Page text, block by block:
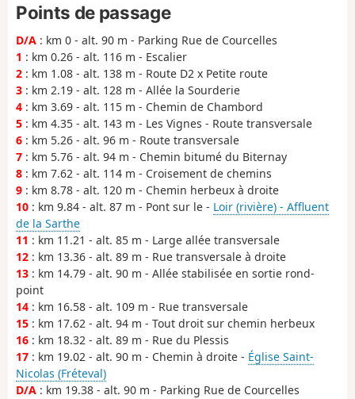
Points de passage
D/A : km 0 - alt. 90 m - Parking Rue de Courcelles
1 : km 0.26 - alt. 116 m - Escalier
2 : km 1.08 - alt. 138 m - Route D2 x Petite route
3 : km 2.19 - alt. 128 m - Allée la Sourderie
4 : km 3.69 - alt. 115 m - Chemin de Chambord
5 : km 4.35 - alt. 143 m - Les Vignes - Route transversale
6 : km 5.26 - alt. 96 m - Route transversale
7 : km 5.76 - alt. 94 m - Chemin bitumé du Biternay
8 : km 7.62 - alt. 114 m - Croisement de chemins
9 : km 8.78 - alt. 120 m - Chemin herbeux à droite
10 : km 9.84 - alt. 87 m - Pont sur le - Loir (rivière) - Affluent
de la Sarthe
11 : km 11.21 - alt. 85 m - Large allée transversale
12 : km 13.36 - alt. 89 m - Rue transversale à droite
13 : km 14.79 - alt. 90 m - Allée stabilisée en sortie rond-
point
14 : km 16.58 - alt. 109 m - Rue transversale
15 : km 17.62 - alt. 94 m - Tout droit sur chemin herbeux
16 : km 18.32 - alt. 89 m - Rue du Plessis
17 : km 19.02 - alt. 90 m - Chemin à droite - Église Saint-
Nicolas (Fréteval)
D/A : km 19.38 - alt. 90 m - Parking Rue de Courcelles